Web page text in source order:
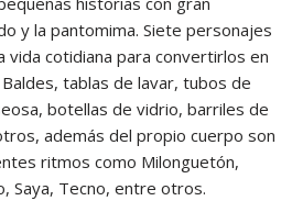
y la pantomima. Siete personajes
cotidiana para convertirlos en
tablas de lavar, tubos de
botellas de vidrio, barriles de
además del propio cuerpo son
ritmos como Milonguetón,
Saya, Tecno, entre otros.